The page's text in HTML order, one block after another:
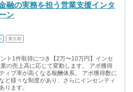
融の実務を担う営業支援インタ
ン
東京都
ト1件取得につき【2万〜10万円】インセ
の売上高に応じて変動します。 アポ獲得
ィブ率が高くなる報酬体系。 アポ獲得数に
ど様々な制度があり、さらにインセンティ
ります。